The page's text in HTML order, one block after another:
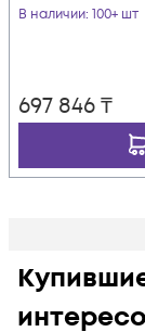
В наличии: 100+ шт
697 846₸